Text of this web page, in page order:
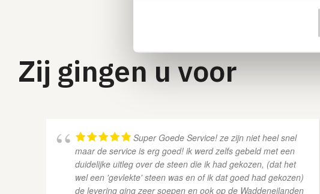
Zij gingen u voor
Super Goede Service! ze zijn niet heel snel
maar de service is erg goed! ik werd zelfs gebeld met een
duidelijke uitleg over de steen die ik had gekozen, (dat het
wel een 'gevlekte' steen was en of ik dat goed had gekozen)
de levering ging zeer soepen en ook op de Waddeneilanden